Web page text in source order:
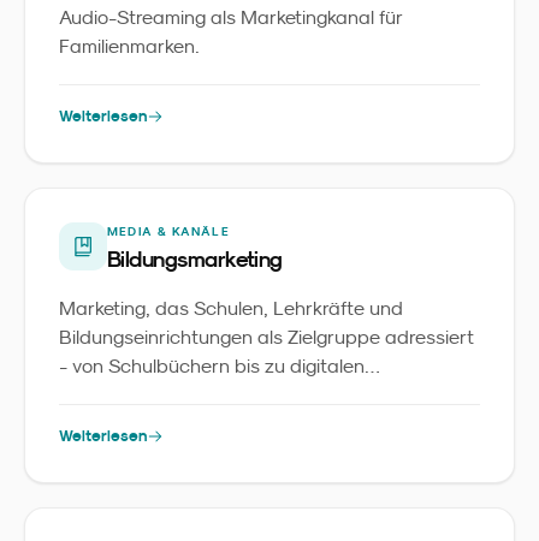
Audio-Streaming als Marketingkanal für
Familienmarken.
Weiterlesen
MEDIA & KANÄLE
Bildungsmarketing
Marketing, das Schulen, Lehrkräfte und
Bildungseinrichtungen als Zielgruppe adressiert
- von Schulbüchern bis zu digitalen
Weiterlesen